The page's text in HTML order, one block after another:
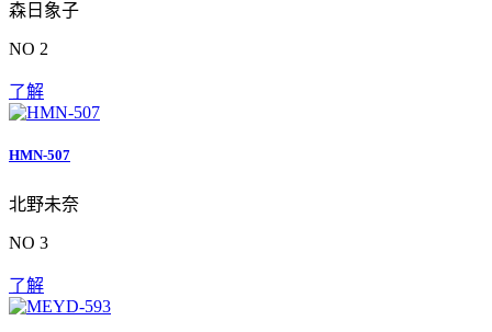
森日象子
NO 2
了解
HMN-507
北野未奈
NO 3
了解